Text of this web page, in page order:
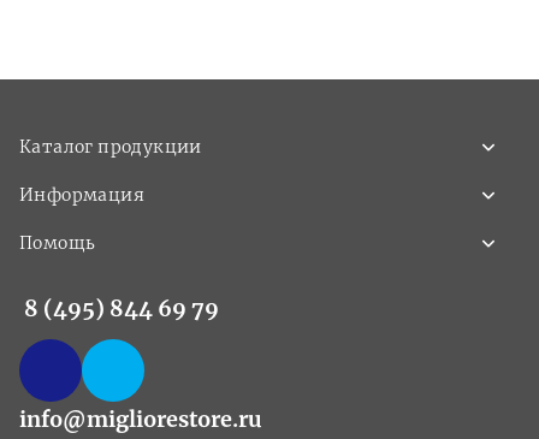
Каталог продукции
Информация
Помощь
8 (495) 844 69 79
info@migliorestore.ru